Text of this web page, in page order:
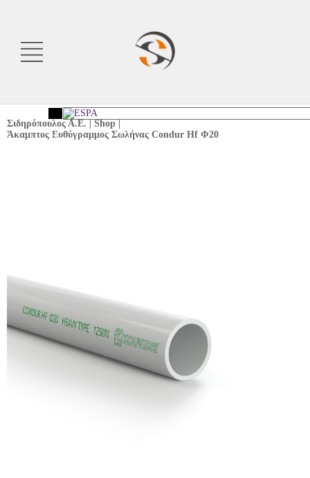
<
Σιδηρόπουλος Α.Ε. Shop
Άκαμπτος Ευθύγραμμος Σωλήνας Condur Hf Φ20